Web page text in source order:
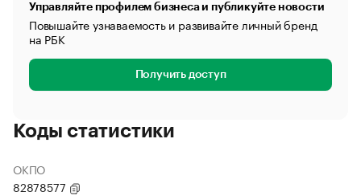
Управляйте профилем бизнеса и публикуйте новости
Повышайте узнаваемость и развивайте личный бренд
на РБК
Получить доступ
Коды статистики
ОКПО
82878577